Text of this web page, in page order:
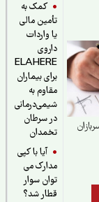
کمک به
تأمین مالی
یا واردات
داروی
ELAHERE
برای بیماران
مقاوم به
شیمی‌درمانی
در سرطان
تخمدان
آیا با کپی
مدارک می
توان سوار
قطار شد؟